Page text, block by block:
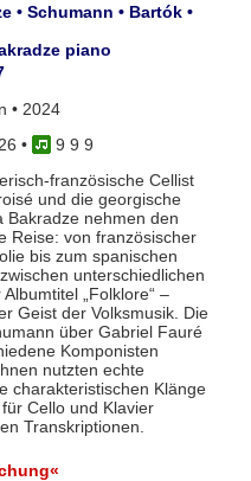
• Schumann • Bartók •
piano
• 2024
•
9 9 9
französische Cellist
und die georgische
Bakradze nehmen den
Reise: von französischer
bis zum spanischen
unterschiedlichen
„Folklore“ –
Geist der Volksmusik. Die
über Gabriel Fauré
Komponisten
nutzten echte
charakteristischen Klänge
Cello und Klavier
Transkriptionen.